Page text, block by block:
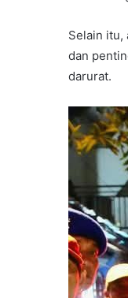
Selain itu,
dan
darurat.